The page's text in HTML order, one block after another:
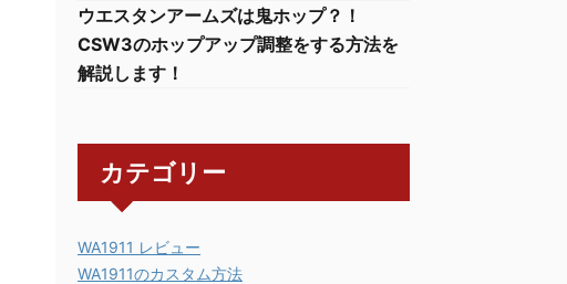
ウエスタンアームズは鬼ホップ？！
CSW3のホップアップ調整をする方法を
解説します！
カテゴリー
WA1911 レビュー
WA1911のカスタム方法